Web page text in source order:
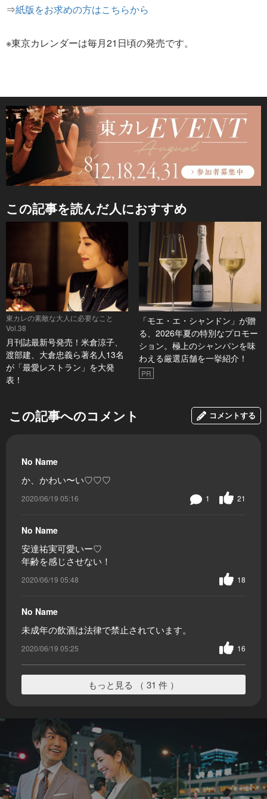
⇒紙版をお求めの方はこちらから
※東京カレンダーは毎月21日頃の発売です。
この記事を読んだ人におすすめ
東カレの素敵な大人に必要なこと
Vol.38
月刊誌最新号発売！米倉涼子、
渡部建、大倉忠義ら著名人13名
が「最愛レストラン」を大発
表！
「モエ・エ・シャンドン」が贈
る、2026年夏の特別なプロモー
ション。極上のシャンパンを味
わえる厳選店舗を一挙紹介！
PR
この記事へのコメント コメントする
No Name
か、かわい〜い♡♡♡
2020/06/19 05:16 21
1
No Name
安達祐実可愛いー♡
年齢を感じさせない！
2020/06/19 05:48 18
No Name
未成年の飲酒は法律で禁止されています。
2020/06/19 05:25 16
もっと見る （ 31 件 ）